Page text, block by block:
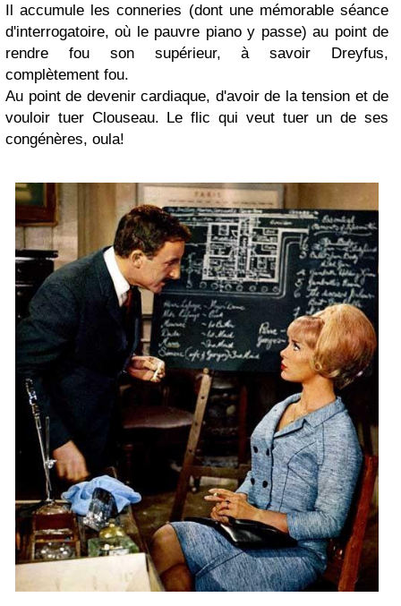
Il accumule les conneries (dont une mémorable séance
d'interrogatoire, où le pauvre piano y passe) au point de
rendre fou son supérieur, à savoir Dreyfus,
complètement fou.
Au point de devenir cardiaque, d'avoir de la tension et de
vouloir tuer Clouseau. Le flic qui veut tuer un de ses
congénères, oula!